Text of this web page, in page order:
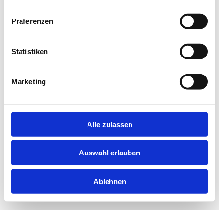
Präferenzen
Statistiken
Marketing
Alle zulassen
Auswahl erlauben
Ablehnen